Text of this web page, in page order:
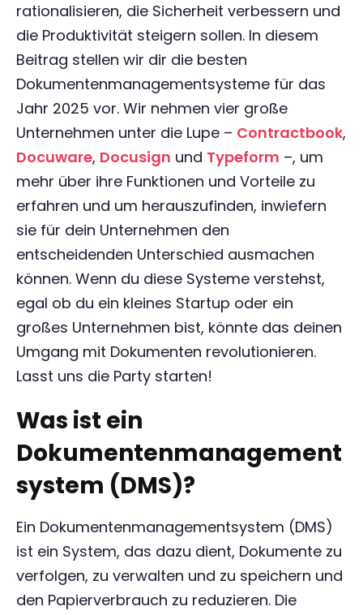
rationalisieren, die Sicherheit verbessern und
die Produktivität steigern sollen. In diesem
Beitrag stellen wir dir die besten
Dokumentenmanagementsysteme für das
Jahr 2025 vor. Wir nehmen vier große
Unternehmen unter die Lupe – Contractbook,
Docuware, Docusign und Typeform –, um
mehr über ihre Funktionen und Vorteile zu
erfahren und um herauszufinden, inwiefern
sie für dein Unternehmen den
entscheidenden Unterschied ausmachen
können. Wenn du diese Systeme verstehst,
egal ob du ein kleines Startup oder ein
großes Unternehmen bist, könnte das deinen
Umgang mit Dokumenten revolutionieren.
Lasst uns die Party starten!
Was ist ein
Dokumentenmanagement
system (DMS)?
Ein Dokumentenmanagementsystem (DMS)
ist ein System, das dazu dient, Dokumente zu
verfolgen, zu verwalten und zu speichern und
den Papierverbrauch zu reduzieren. Die